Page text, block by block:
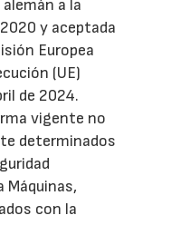
a la
y aceptada
Europea
(UE)
de 2024.
vigente no
determinados
Máquinas,
con la